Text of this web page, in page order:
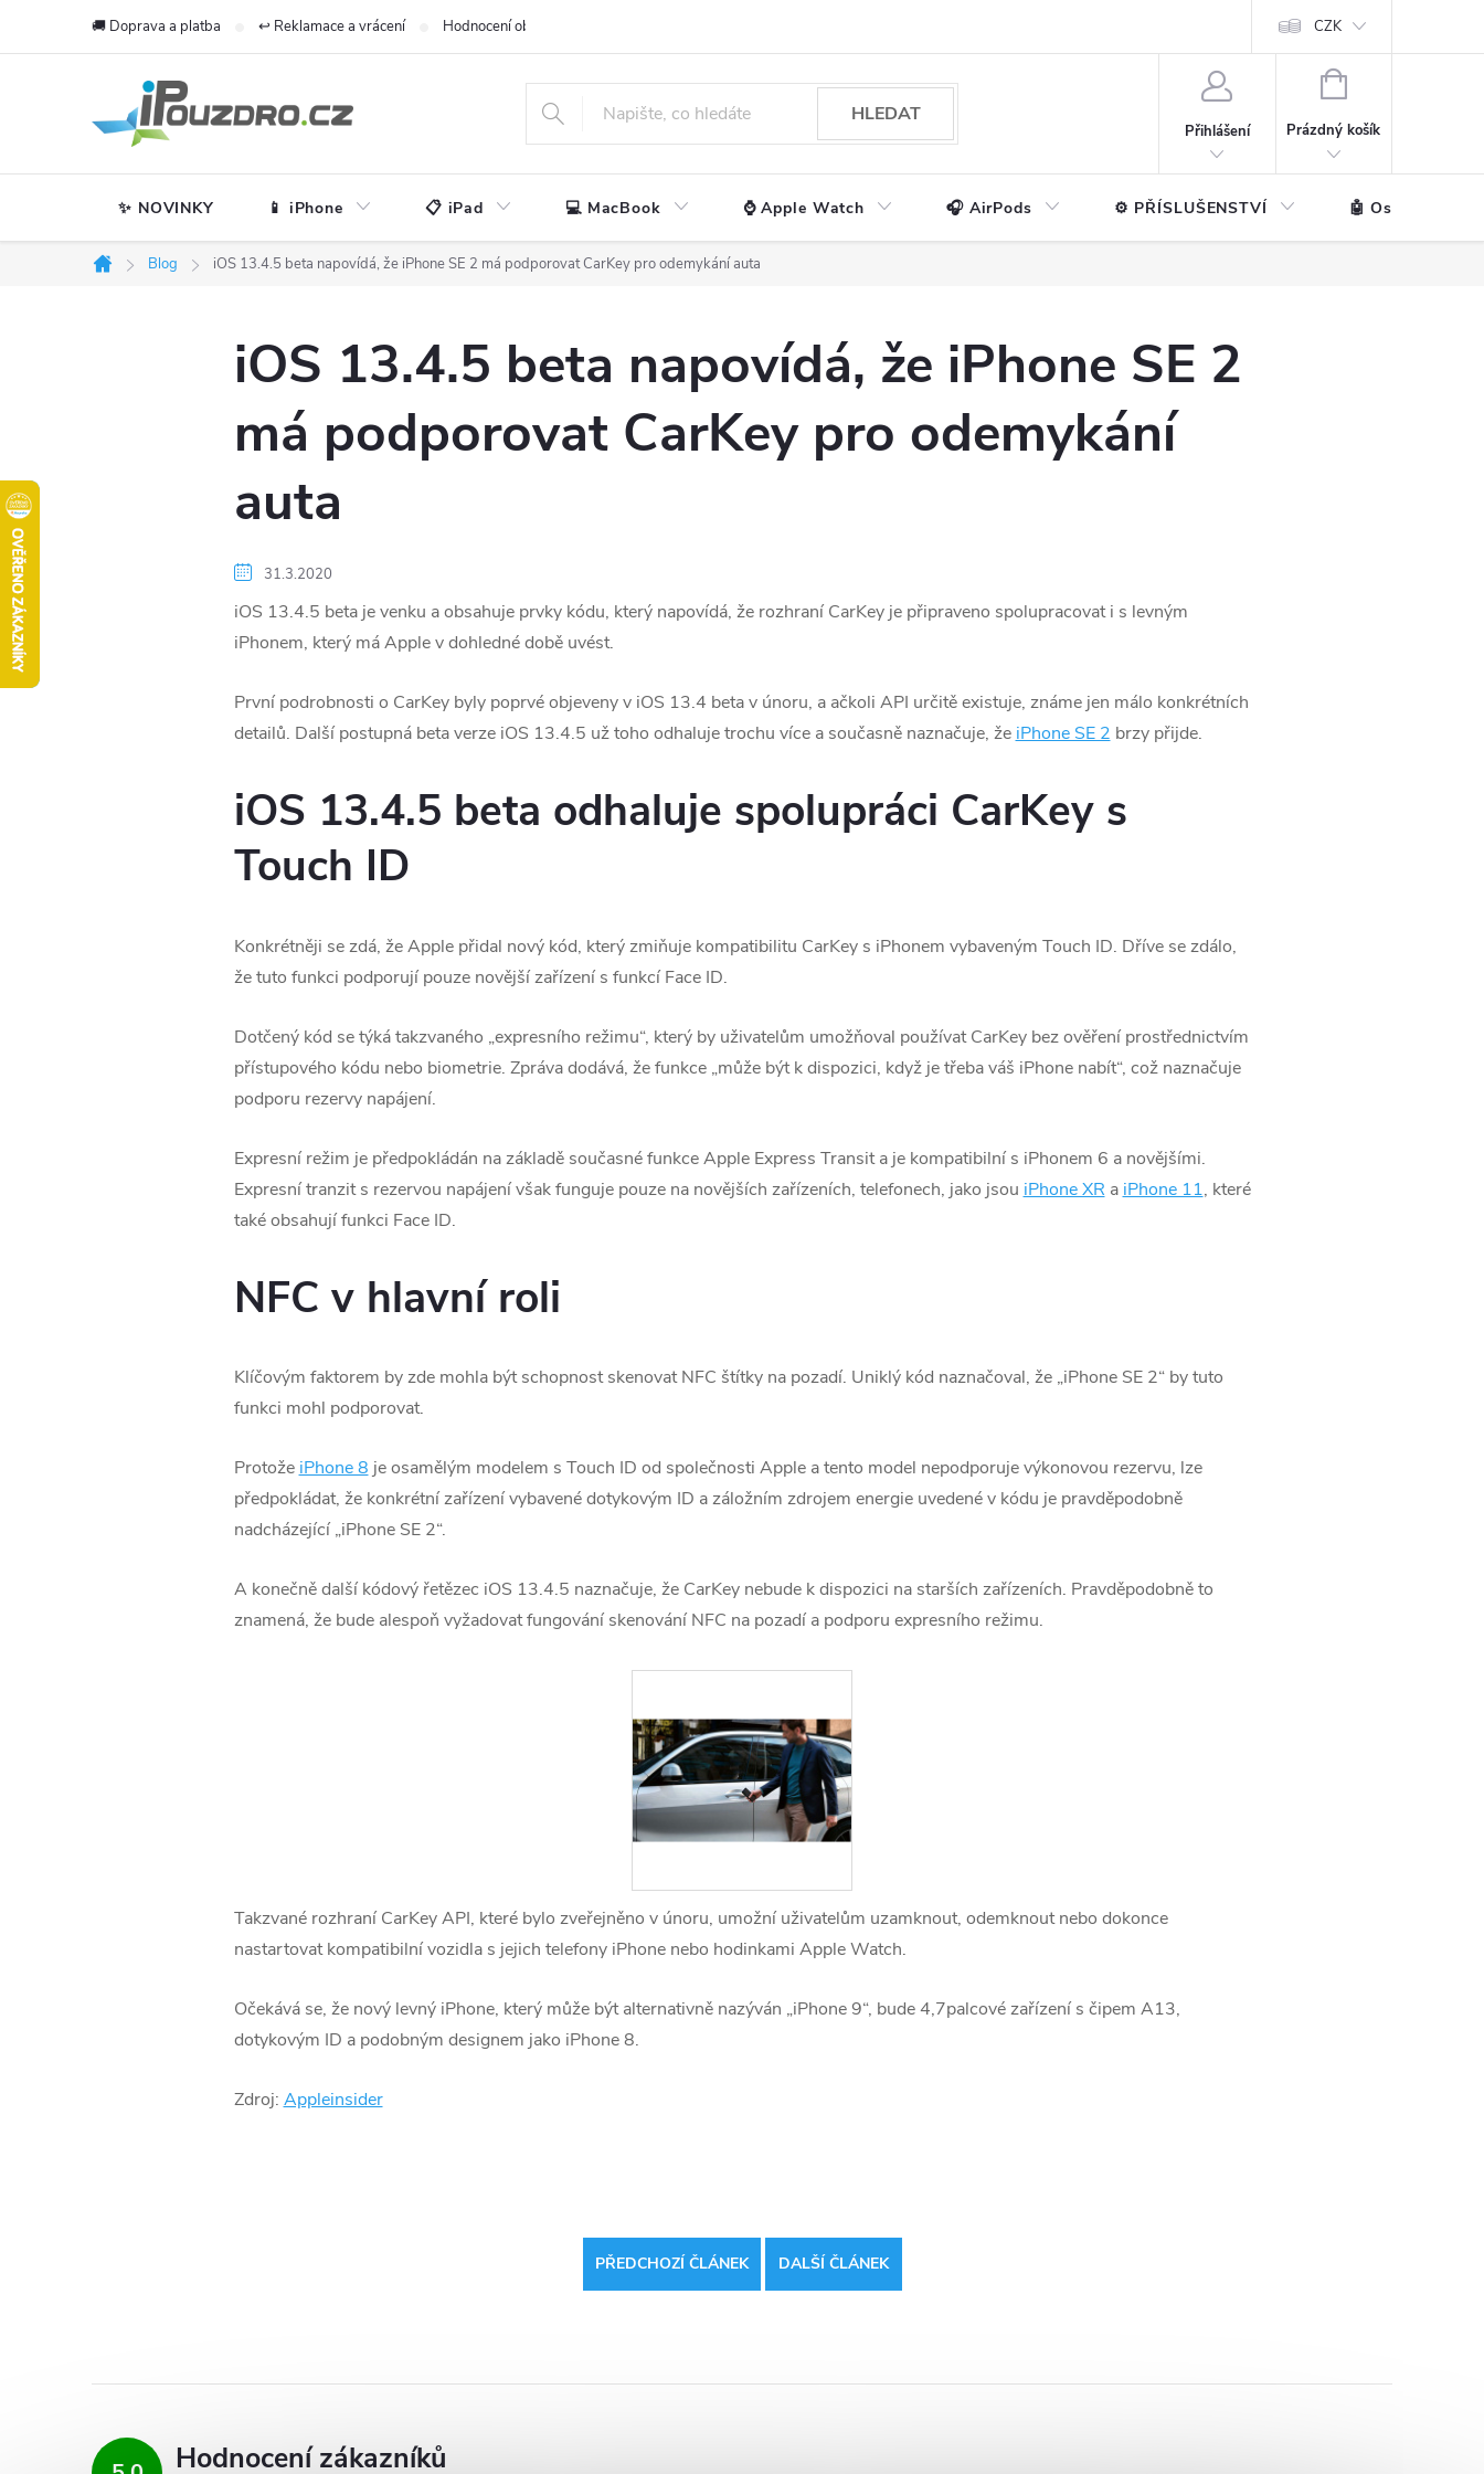
🚚 Doprava a platba ↩️ Reklamace a vrácení Hodnocení obchodu CZK
HLEDAT
Přihlášení
NÁKUPNÍ
Prázdný košík
✨ NOVINKY 📱 iPhone 📋 iPad 💻 MacBook ⌚ Apple Watch 🎧 AirPods ⚙️ PŘÍSLUŠENSTVÍ 🤖 Ostatní
Domů
Blog iOS 13.4.5 beta napovídá, že iPhone SE 2 má podporovat CarKey pro odemykání auta
iOS 13.4.5 beta napovídá, že iPhone SE 2
má podporovat CarKey pro odemykání
auta
31.3.2020
iOS 13.4.5 beta je venku a obsahuje prvky kódu, který napovídá, že rozhraní CarKey je připraveno spolupracovat i s levným
iPhonem, který má Apple v dohledné době uvést.
První podrobnosti o CarKey byly poprvé objeveny v iOS 13.4 beta v únoru, a ačkoli API určitě existuje, známe jen málo konkrétních
detailů. Další postupná beta verze iOS 13.4.5 už toho odhaluje trochu více a současně naznačuje, že iPhone SE 2 brzy přijde.
iOS 13.4.5 beta odhaluje spolupráci CarKey s
Touch ID
Konkrétněji se zdá, že Apple přidal nový kód, který zmiňuje kompatibilitu CarKey s iPhonem vybaveným Touch ID. Dříve se zdálo,
že tuto funkci podporují pouze novější zařízení s funkcí Face ID.
Dotčený kód se týká takzvaného „expresního režimu“, který by uživatelům umožňoval používat CarKey bez ověření prostřednictvím
přístupového kódu nebo biometrie. Zpráva dodává, že funkce „může být k dispozici, když je třeba váš iPhone nabít“, což naznačuje
podporu rezervy napájení.
Expresní režim je předpokládán na základě současné funkce Apple Express Transit a je kompatibilní s iPhonem 6 a novějšími.
Expresní tranzit s rezervou napájení však funguje pouze na novějších zařízeních, telefonech, jako jsou iPhone XR a iPhone 11, které
také obsahují funkci Face ID.
NFC v hlavní roli
Klíčovým faktorem by zde mohla být schopnost skenovat NFC štítky na pozadí. Uniklý kód naznačoval, že „iPhone SE 2“ by tuto
funkci mohl podporovat.
ProtožeiPhone 8je osamělým modelem s Touch ID od společnosti Apple a tento model nepodporuje výkonovou rezervu, lze
předpokládat, že konkrétní zařízení vybavené dotykovým ID a záložním zdrojem energie uvedené v kódu je pravděpodobně
nadcházející „iPhone SE 2“.
A konečně další kódový řetězec iOS 13.4.5 naznačuje, že CarKey nebude k dispozici na starších zařízeních. Pravděpodobně to
znamená, že bude alespoň vyžadovat fungování skenování NFC na pozadí a podporu expresního režimu.
Takzvané rozhraní CarKey API, které bylo zveřejněno v únoru, umožní uživatelům uzamknout, odemknout nebo dokonce
nastartovat kompatibilní vozidla s jejich telefony iPhone nebo hodinkami Apple Watch.
Očekává se, že nový levný iPhone, který může být alternativně nazýván „iPhone 9“, bude 4,7palcové zařízení s čipem A13,
dotykovým ID a podobným designem jako iPhone 8.
Zdroj: Appleinsider
PŘEDCHOZÍ ČLÁNEK DALŠÍ ČLÁNEK
Hodnocení zákazníků